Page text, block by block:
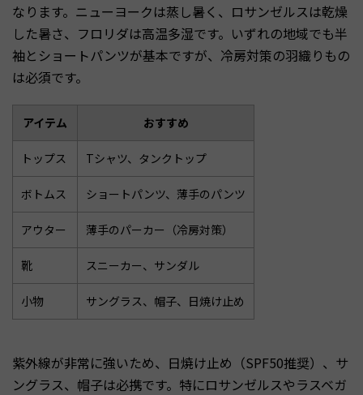
なります。ニューヨークは蒸し暑く、ロサンゼルスは乾燥
した暑さ、フロリダは高温多湿です。いずれの地域でも半
袖とショートパンツが基本ですが、冷房対策の羽織りもの
は必須です。
アイテム おすすめ
トップス Tシャツ、タンクトップ
ボトムス ショートパンツ、薄手のパンツ
アウター 薄手のパーカー（冷房対策）
靴 スニーカー、サンダル
小物 サングラス、帽子、日焼け止め
紫外線が非常に強いため、日焼け止め（SPF50推奨）、サ
ングラス、帽子は必携です。特にロサンゼルスやラスベガ